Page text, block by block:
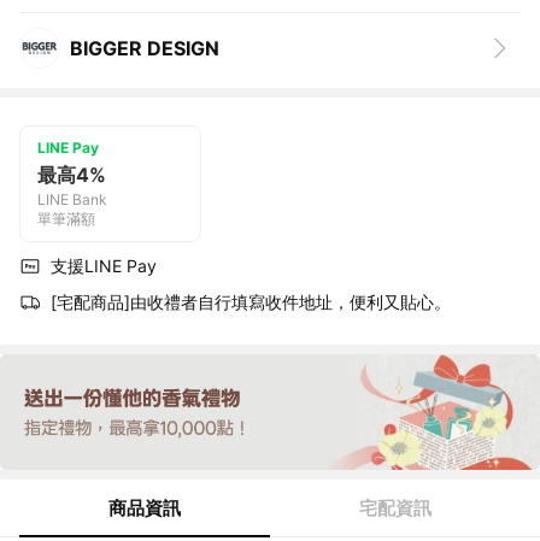
BIGGER DESIGN
LINE Pay
最高4%
LINE Bank
單筆滿額
支援LINE Pay
[宅配商品]由收禮者自行填寫收件地址，便利又貼心。
商品資訊 宅配資訊